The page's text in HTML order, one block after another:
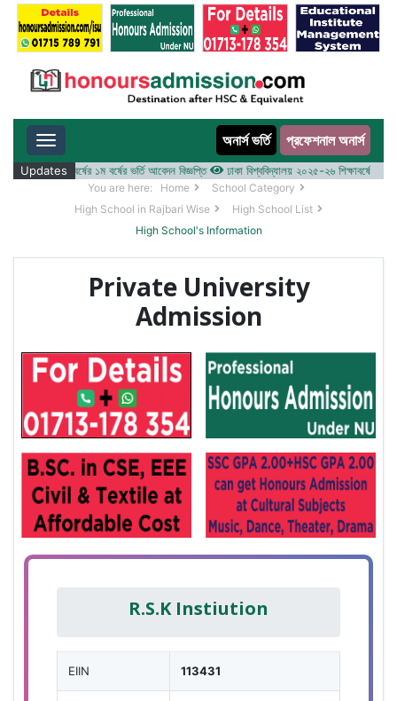
Toggle navigation অনার্স ভর্তি প্রফেশনাল অনার্স
Updates
২৬ শিক্ষাবর্ষের ১ম বর্ষের ভর্তি আবেদন বিজ্ঞপ্তি ঢাকা বিশ্ববিদ্যালয় ২০২৫-২৬ শিক্ষাবর্ষে
You are here: Home
School Category
High School in Rajbari Wise
High School List
High School's Information
Private University
Admission
R.S.K Instiution
EIIN 113431